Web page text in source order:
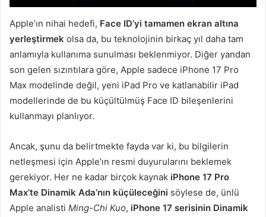
Apple’ın nihai hedefi, Face ID’yi tamamen ekran altına
yerleştirmek olsa da, bu teknolojinin birkaç yıl daha tam
anlamıyla kullanıma sunulması beklenmiyor. Diğer yandan
son gelen sızıntılara göre, Apple sadece iPhone 17 Pro
Max modelinde değil, yeni iPad Pro ve katlanabilir iPad
modellerinde de bu küçültülmüş Face ID bileşenlerini
kullanmayı planlıyor.
Ancak, şunu da belirtmekte fayda var ki, bu bilgilerin
netleşmesi için Apple’ın resmi duyurularını beklemek
gerekiyor. Her ne kadar birçok kaynak iPhone 17 Pro
Max’te Dinamik Ada’nın küçüleceğini söylese de, ünlü
Apple analisti Ming-Chi Kuo, iPhone 17 serisinin Dinamik